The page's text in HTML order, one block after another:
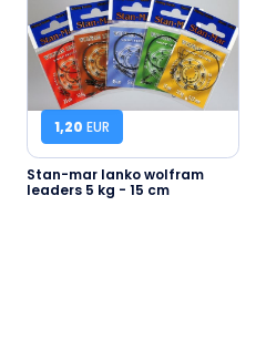
1,20 EUR
Stan-mar lanko wolfram
leaders 5 kg - 15 cm